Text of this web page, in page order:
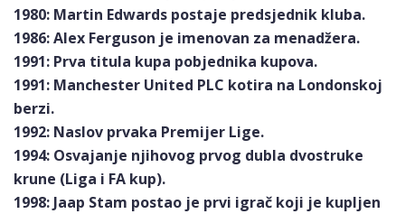
1980: Martin Edwards postaje predsjednik kluba.
1986: Alex Ferguson je imenovan za menadžera.
1991: Prva titula kupa pobjednika kupova.
1991: Manchester United PLC kotira na Londonskoj
berzi.
1992: Naslov prvaka Premijer Lige.
1994: Osvajanje njihovog prvog dubla dvostruke
krune (Liga i FA kup).
1998: Jaap Stam postao je prvi igrač koji je kupljen